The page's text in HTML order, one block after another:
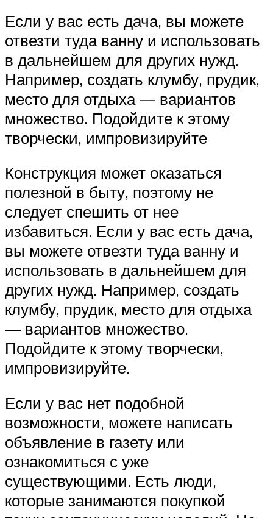
Если у вас есть дача, вы можете
отвезти туда ванну и использовать
в дальнейшем для других нужд.
Например, создать клумбу, прудик,
место для отдыха — вариантов
множество. Подойдите к этому
творчески, импровизируйте
Конструкция может оказаться
полезной в быту, поэтому не
следует спешить от нее
избавиться. Если у вас есть дача,
вы можете отвезти туда ванну и
использовать в дальнейшем для
других нужд. Например, создать
клумбу, прудик, место для отдыха
— вариантов множество.
Подойдите к этому творчески,
импровизируйте.
Если у вас нет подобной
возможности, можете написать
объявление в газету или
ознакомиться с уже
существующими. Есть люди,
которые занимаются покупкой